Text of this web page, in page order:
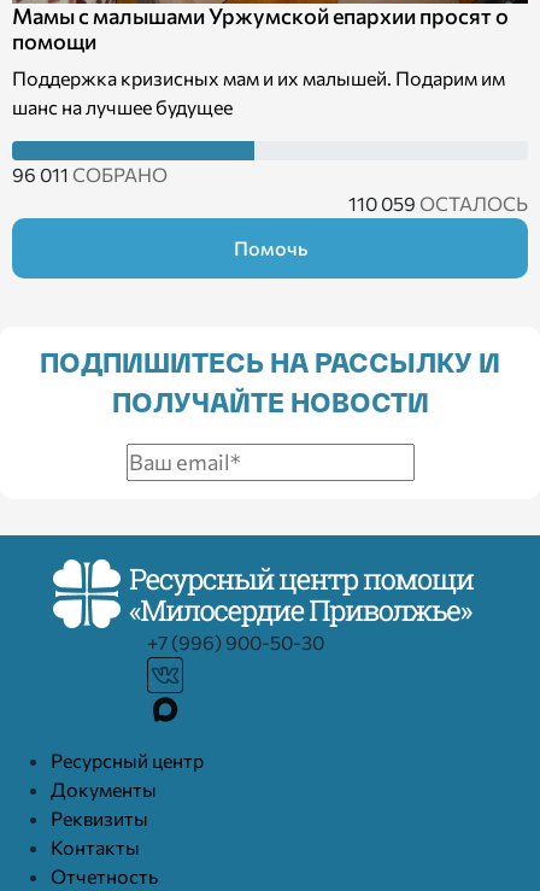
Мамы с малышами Уржумской епархии просят о
помощи
Поддержка кризисных мам и их малышей. Подарим им
шанс на лучшее будущее
96 011 СОБРАНО
110 059 ОСТАЛОСЬ
Помочь
ПОДПИШИТЕСЬ НА РАССЫЛКУ И
ПОЛУЧАЙТЕ НОВОСТИ
+7 (996) 900-50-30
Ресурcный центр
Документы
Реквизиты
Контакты
Отчетность